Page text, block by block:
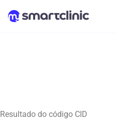
Resultado do código CID